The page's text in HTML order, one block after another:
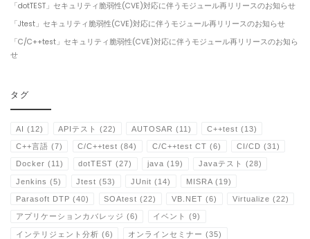
「dotTEST」セキュリティ脆弱性(CVE)対応に伴うモジュール再リリースのお知らせ
「Jtest」セキュリティ脆弱性(CVE)対応に伴うモジュール再リリースのお知らせ
「C/C++test」セキュリティ脆弱性(CVE)対応に伴うモジュール再リリースのお知ら
せ
タグ
AI (12) APIテスト (22) AUTOSAR (11) C++test (13)
C++言語 (7) C/C++test (84) C/C++test CT (6) CI/CD (31)
Docker (11) dotTEST (27) java (19) Javaテスト (28)
Jenkins (5) Jtest (53) JUnit (14) MISRA(19)
Parasoft DTP (40) SOAtest (22) VB.NET (6) Virtualize (22)
アプリケーションカバレッジ (6) イベント (9)
インテリジェント分析 (6) オンラインセミナー (35)